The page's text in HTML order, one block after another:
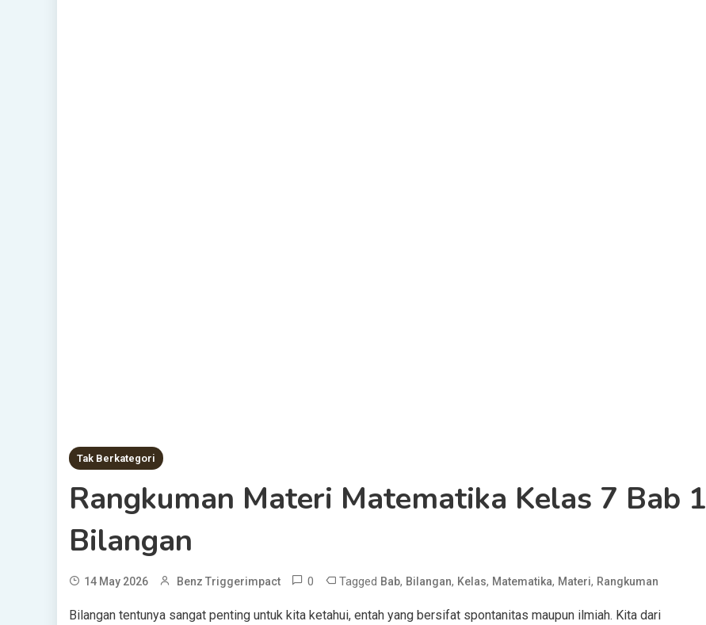
Tak Berkategori
Rangkuman Materi Matematika Kelas 7 Bab 1
Bilangan
14 May 2026 Benz Triggerimpact 0 Tagged Bab, Bilangan, Kelas, Matematika, Materi, Rangkuman
Bilangan tentunya sangat penting untuk kita ketahui, entah yang bersifat spontanitas maupun ilmiah. Kita dari